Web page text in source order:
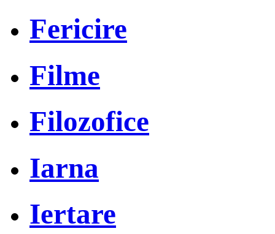
Fericire
Filme
Filozofice
Iarna
Iertare